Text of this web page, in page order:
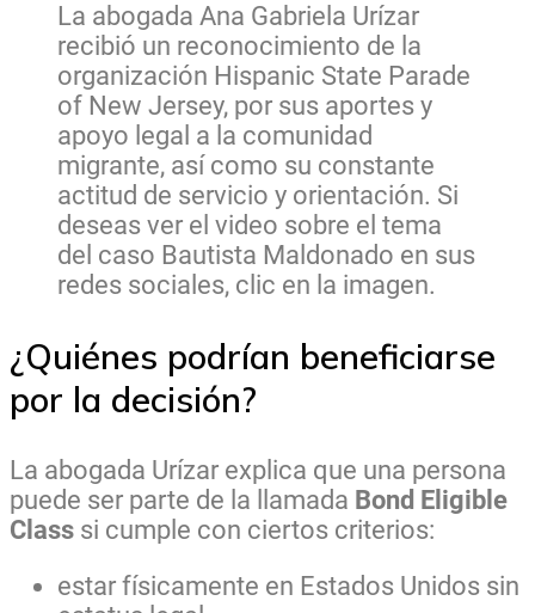
La abogada Ana Gabriela Urízar
recibió un reconocimiento de la
organización Hispanic State Parade
of New Jersey, por sus aportes y
apoyo legal a la comunidad
migrante, así como su constante
actitud de servicio y orientación. Si
deseas ver el video sobre el tema
del caso Bautista Maldonado en sus
redes sociales, clic en la imagen.
¿Quiénes podrían beneficiarse
por la decisión?
La abogada Urízar explica que una persona
puede ser parte de la llamada Bond Eligible
Class si cumple con ciertos criterios:
estar físicamente en Estados Unidos sin